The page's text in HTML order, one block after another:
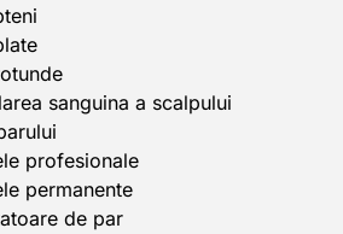
sanguina a scalpului
profesionale
permanente
de par